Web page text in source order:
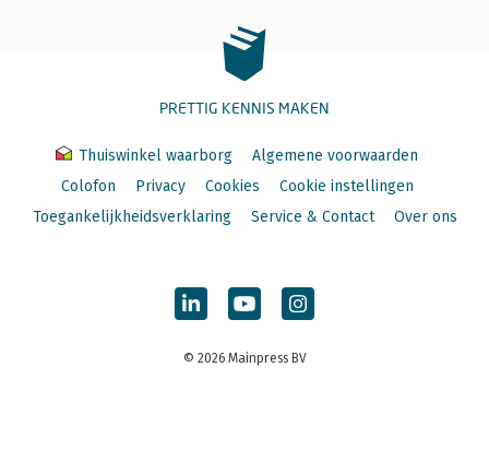
PRETTIG KENNIS MAKEN
Thuiswinkel waarborg
Algemene voorwaarden
Colofon
Privacy Cookies
Cookie instellingen
Toegankelijkheidsverklaring
Service & Contact Over ons
© 2026 Mainpress BV